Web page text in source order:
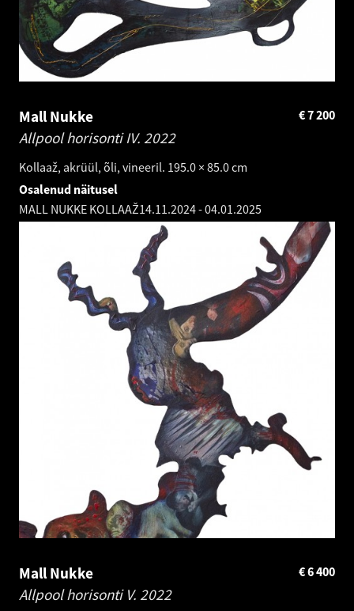
Mall Nukke
Allpool horisonti IV. 2022
Kollaaž, akrüül, õli, vineeril. 195.0 × 85.0 cm
7 200
€
Osalenud näitusel
MALL NUKKE KOLLAAŽ14.11.2024-04.01.2025
Mall Nukke
Allpool horisonti V. 2022
6 400
€